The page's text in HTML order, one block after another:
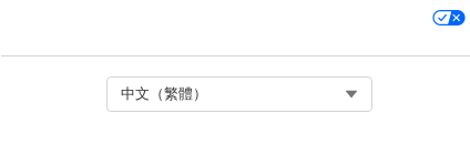
請讓我們知道，以便我們改進！
中文（繁體）